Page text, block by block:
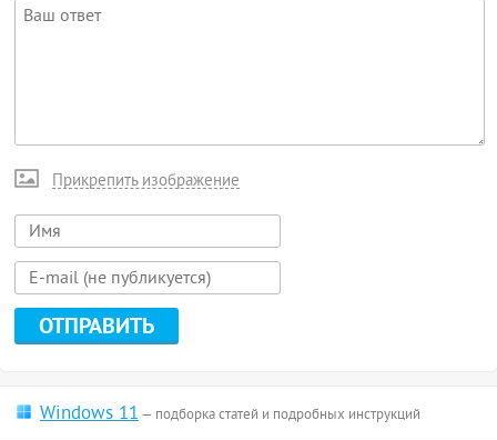
Прикрепить изображение
Windows 11— подборка статей и подробных инструкций